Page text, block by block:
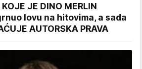
JE DINO MERLIN
lovu na hitovima, a sada
AUTORSKA PRAVA